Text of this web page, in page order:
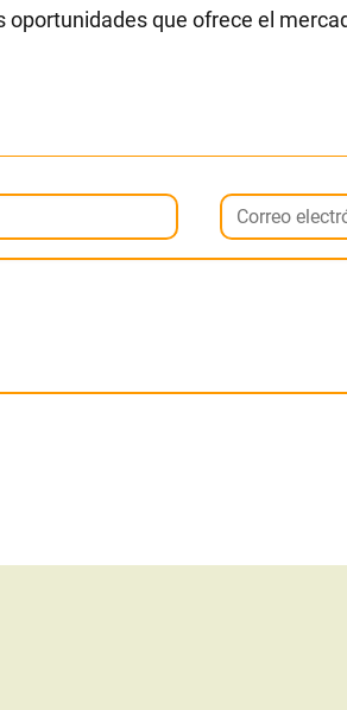
oportunidades que ofrece el